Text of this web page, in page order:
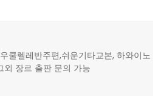
쿨렐레반주편,쉬운기타교본, 하와이노
외 장르 출판 문의 가능